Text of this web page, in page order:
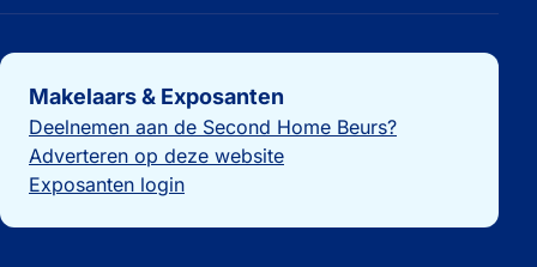
Belangrijke links
Makelaars & Exposanten
Deelnemen aan de Second Home Beurs?
Adverteren op deze website
Exposanten login